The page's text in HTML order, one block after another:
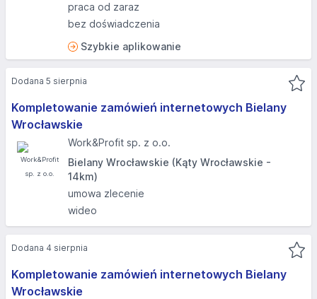
praca od zaraz
bez doświadczenia
Szybkie aplikowanie
Kompletowanie zamówień internetowych Bielany
Wrocławskie
Work&Profit sp. z o.o.
Bielany Wrocławskie (Kąty Wrocławskie -
14km)
umowa zlecenie
wideo
Dodana 5 sierpnia
Kompletowanie zamówień internetowych Bielany
Wrocławskie
Dodana 4 sierpnia